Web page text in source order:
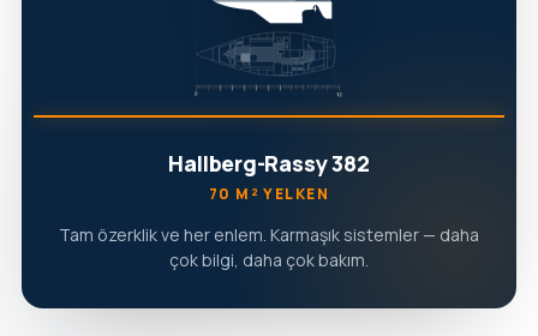
Hallberg-Rassy 382
70 M² YELKEN
Tam özerklik ve her enlem. Karmaşık sistemler — daha
çok bilgi, daha çok bakım.